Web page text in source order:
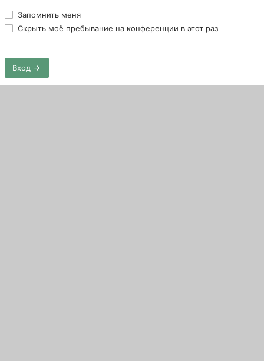
Запомнить меня
Скрыть моё пребывание на конференции в этот раз
Вход